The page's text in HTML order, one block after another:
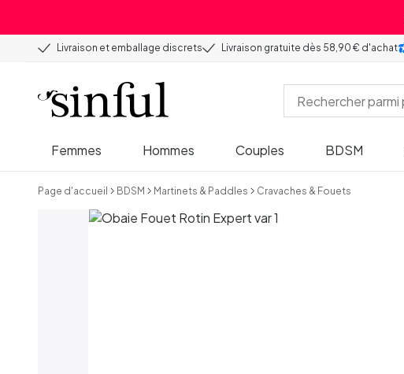
Livraison et emballage discrets Livraison gratuite dès 58,90 € d'achat
Femmes Hommes Couples BDSM
Page d'accueil BDSM Martinets & Paddles Cravaches & Fouets